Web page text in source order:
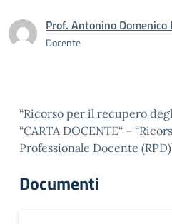
Prof. Antonino Domenico
Docente
“Ricorso per il recupero
“CARTA DOCENTE“ –
Professionale Docente
Documenti